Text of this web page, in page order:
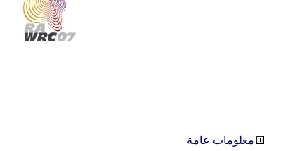
معلومات عامة